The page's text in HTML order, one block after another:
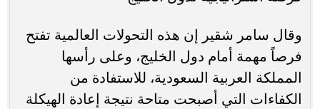
وقال سامر شقير إن هذه التحولات العالمية تفتح
فرصاً مهمة أمام دول الخليج، وعلى رأسها
المملكة العربية السعودية، للاستفادة من
الكفاءات التي أصبحت متاحة نتيجة إعادة الهيكلة